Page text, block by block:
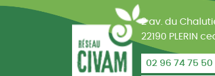
Réseau CIVAM -
2 av. du
22190 PLERIN
02 96 74 75 50